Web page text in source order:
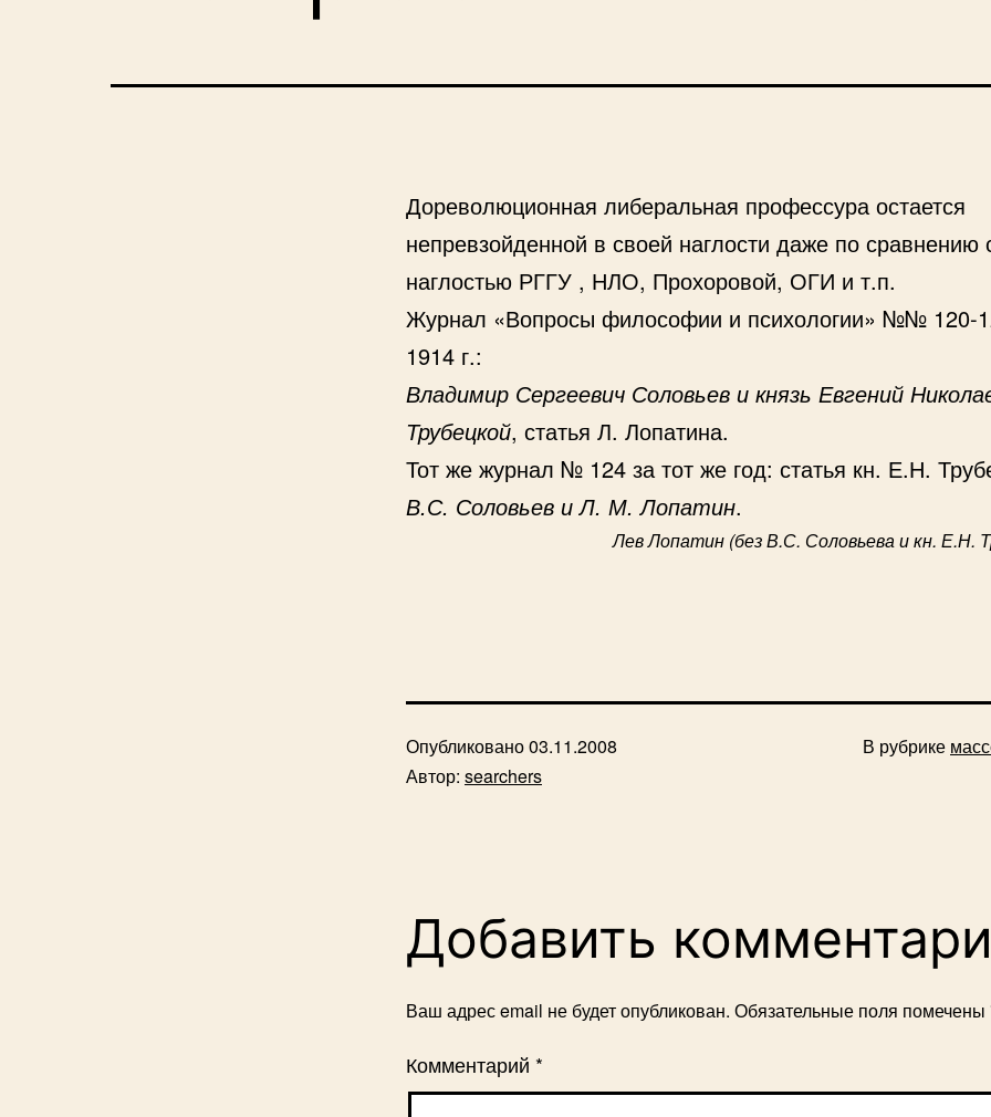
Дореволюционная либеральная профессура остается
непревзойденной в своей наглости даже по сравнению
наглостью РГГУ , НЛО, Прохоровой, ОГИ и т.п.
Журнал «Вопросы философии и психологии» №№ 120-
1914 г.:
Владимир Сергеевич Соловьев и князь Евгений
Трубецкой, статья Л. Лопатина.
Тот же журнал № 124 за тот же год: статья кн. Е.Н.
В.С. Соловьев и Л. М. Лопатин.
Лев Лопатин (без В.С. Соловьева и кн. Е.Н.
Опубликовано03.11.2008
Автор: searchers
В рубрике
Добавить
Ваш адрес email не будет опубликован. Обязательные поля помечены
Комментарий *